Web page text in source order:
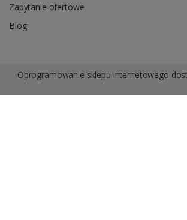
Zapytanie ofertowe
Blog
Oprogramowanie sklepu internetowego